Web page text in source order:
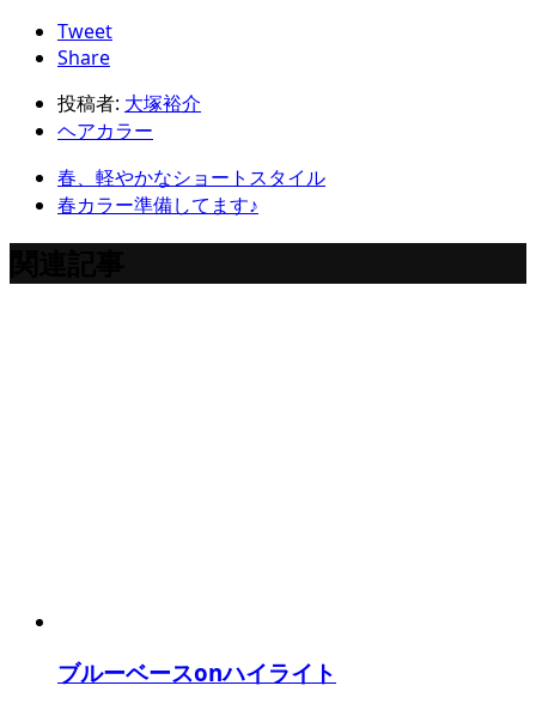
Tweet
Share
投稿者: 大塚裕介
ヘアカラー
春、軽やかなショートスタイル
春カラー準備してます♪
ブルーベースonハイライト